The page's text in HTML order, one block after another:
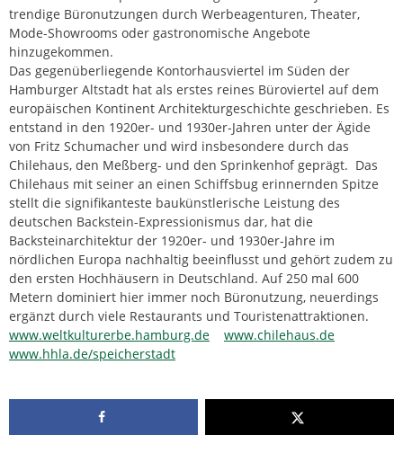
trendige Büronutzungen durch Werbeagenturen, Theater,
Mode-Showrooms oder gastronomische Angebote
hinzugekommen.
Das gegenüberliegende Kontorhausviertel im Süden der
Hamburger Altstadt hat als erstes reines Büroviertel auf dem
europäischen Kontinent Architekturgeschichte geschrieben. Es
entstand in den 1920er- und 1930er-Jahren unter der Ägide
von Fritz Schumacher und wird insbesondere durch das
Chilehaus, den Meßberg- und den Sprinkenhof geprägt. Das
Chilehaus mit seiner an einen Schiffsbug erinnernden Spitze
stellt die signifikanteste baukünstlerische Leistung des
deutschen Backstein-Expressionismus dar, hat die
Backsteinarchitektur der 1920er- und 1930er-Jahre im
nördlichen Europa nachhaltig beeinflusst und gehört zudem zu
den ersten Hochhäusern in Deutschland. Auf 250 mal 600
Metern dominiert hier immer noch Büronutzung, neuerdings
ergänzt durch viele Restaurants und Touristenattraktionen.
www.weltkulturerbe.hamburg.de
www.chilehaus.de
www.hhla.de/speicherstadt